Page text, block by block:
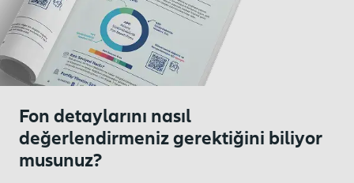
Fon detaylarını nasıl
değerlendirmeniz gerektiğini biliyor
musunuz?